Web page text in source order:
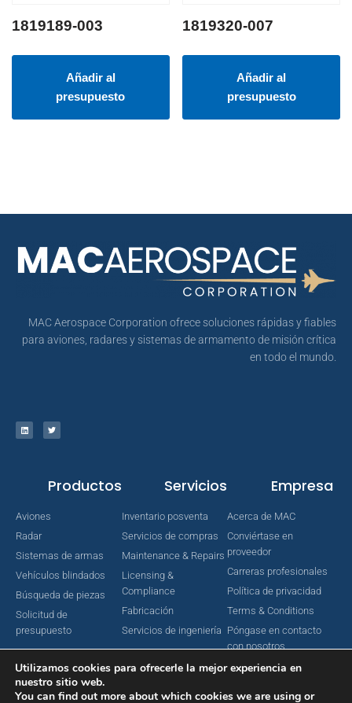
1819189-003
Añadir al
presupuesto
1819320-007
Añadir al
presupuesto
MAC Aerospace Corporation ofrece soluciones rápidas y fiables
para aviones, radares y sistemas de armamento de misión crítica
en todo el mundo.
Productos
Aviones
Radar
Sistemas de armas
Vehículos blindados
Búsqueda de piezas
Solicitud de
presupuesto
Servicios
Inventario posventa
Servicios de compras
Maintenance & Repairs
Licensing &
Compliance
Fabricación
Servicios de ingeniería
Empresa
Acerca de MAC
Conviértase en
proveedor
Carreras profesionales
Política de privacidad
Terms & Conditions
Póngase en contacto
con nosotros
Utilizamos cookies para ofrecerle la mejor experiencia en
nuestro sitio web.
You can find out more about which cookies we are using or